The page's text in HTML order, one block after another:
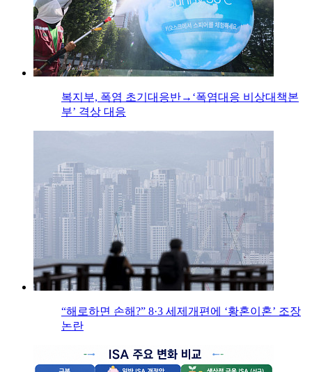
복지부, 폭염 초기대응반→‘폭염대응 비상대책본
부’ 격상 대응
“해로하면 손해?” 8·3 세제개편에 ‘황혼이혼’ 조장
논란